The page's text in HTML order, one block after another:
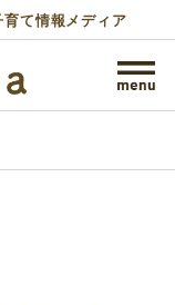
て情報メディア